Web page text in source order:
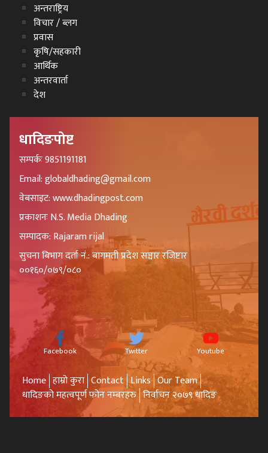
अन्तराष्ट्रिय
विचार / ब्लग
प्रवास
कृषि/सहकारी
आर्थिक
अन्तरवार्ता
देश
धादिङपोष्ट
सम्पर्कः 9851191181
Email: globaldhading@gmail.com
वेबसाइट: www.dhadingpost.com
प्रकाशनः N.S. Media Dhading
सम्पादक: Rajaram rijal
सुचना बिभाग दर्ता नं.: बागमती प्रदेश सञ्चार रजिष्टार
००१६०/०७९/०८०
Facebook Twitter Youtube
Home हाम्रो कुरा Contact Links Our Team
धादिङको महत्वपूर्ण फोन नम्बरहरु निर्वाचन २०७९ धादिङ